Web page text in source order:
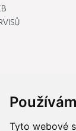
Tyto webové